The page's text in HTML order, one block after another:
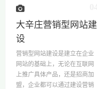
大辛庄营销型网站建
设
营销型网站建设是建立在企业
网站的基础上，无论在互联网
上推广具体产品，还是招商加
盟，企业都可以通过建设营销